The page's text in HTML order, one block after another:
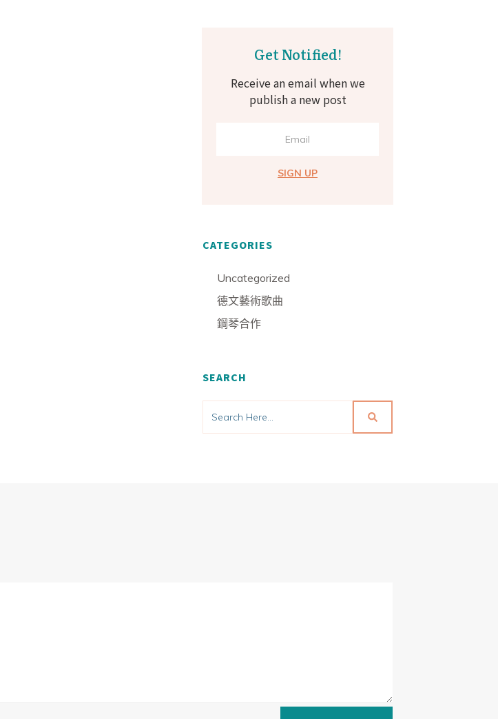
Get Notified!
Receive an email when we
publish a new post
SIGN UP
CATEGORIES
Uncategorized
德文藝術歌曲
鋼琴合作
SEARCH